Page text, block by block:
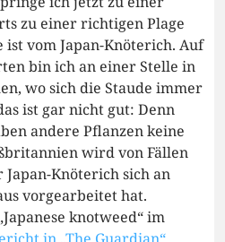
zu einer richtigen Plage
ist vom Japan-Knöterich. Auf
bin ich an einer Stelle in
wo sich die Staude immer
ist gar nicht gut: Denn
andere Pflanzen keine
wird von Fällen
Knöterich sich an
vorgearbeitet hat.
knotweed“ im